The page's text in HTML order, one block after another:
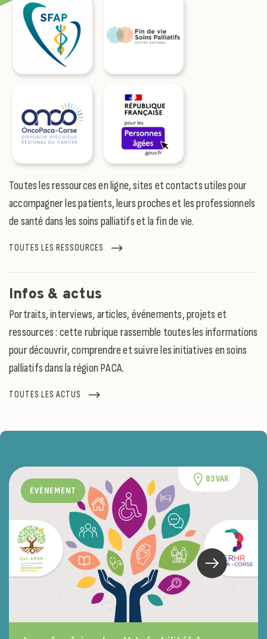
Toutes les ressources en ligne, sites et contacts utiles pour
accompagner les patients, leurs proches et les professionnels
de santé dans les soins palliatifs et la fin de vie.
TOUTES LES RESSOURCES
Infos & actus
Portraits, interviews, articles, événements, projets et
ressources : cette rubrique rassemble toutes les informations
pour découvrir, comprendre et suivre les initiatives en soins
palliatifs dans la région PACA.
TOUTES LES ACTUS
ÉVÈNEMENT
83 VAR